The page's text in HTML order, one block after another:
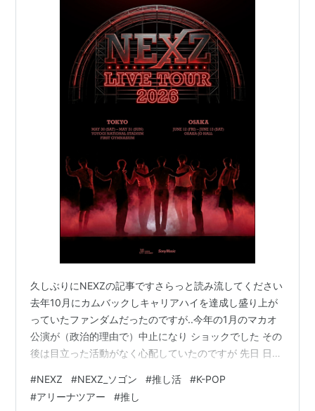
久しぶりにNEXZの記事ですさらっと読み流してください
去年10月にカムバックしキャリアハイを達成し盛り上が
っていたファンダムだったのですが..今年の1月のマカオ
公演が（政治的理由で）中止になり ショックでした その
後は目立った活動がなく心配していたのですが 先日 日本
4公演 合計収容人数54000人 この人数って 座席が埋まる
の？埋まらないの？どっちに転ぶかわからないので心配
#NEXZ #NEXZ_ソゴン #推し活 #K-POP
#アリーナツアー #推し